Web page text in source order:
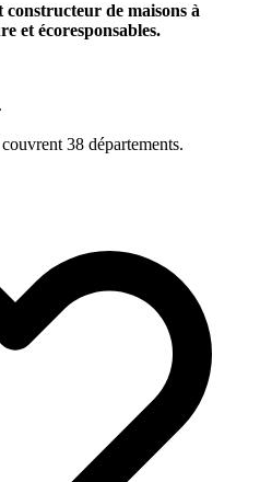
constructeur de maisons à
et écoresponsables.
38 départements.